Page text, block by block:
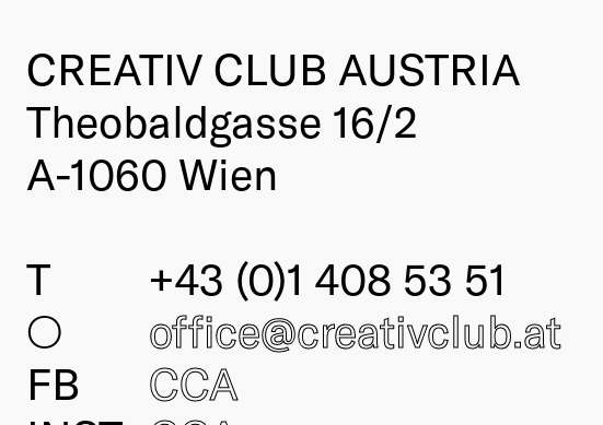
CREATIV CLUB AUSTRIA
Theobaldgasse 16/2
A-1060 Wien
T
+43 (0)1 408 53 51
○
office@creativclub.at
FB
CCA